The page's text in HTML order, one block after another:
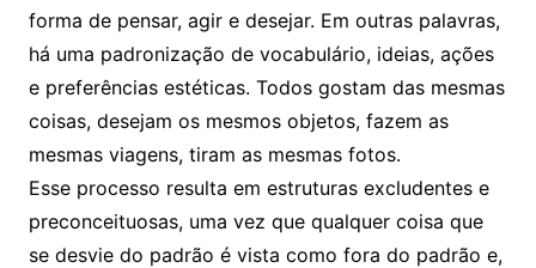
forma de pensar, agir e desejar. Em outras palavras,
há uma padronização de vocabulário, ideias, ações
e preferências estéticas. Todos gostam das mesmas
coisas, desejam os mesmos objetos, fazem as
mesmas viagens, tiram as mesmas fotos.
Esse processo resulta em estruturas excludentes e
preconceituosas, uma vez que qualquer coisa que
se desvie do padrão é vista como fora do padrão e,